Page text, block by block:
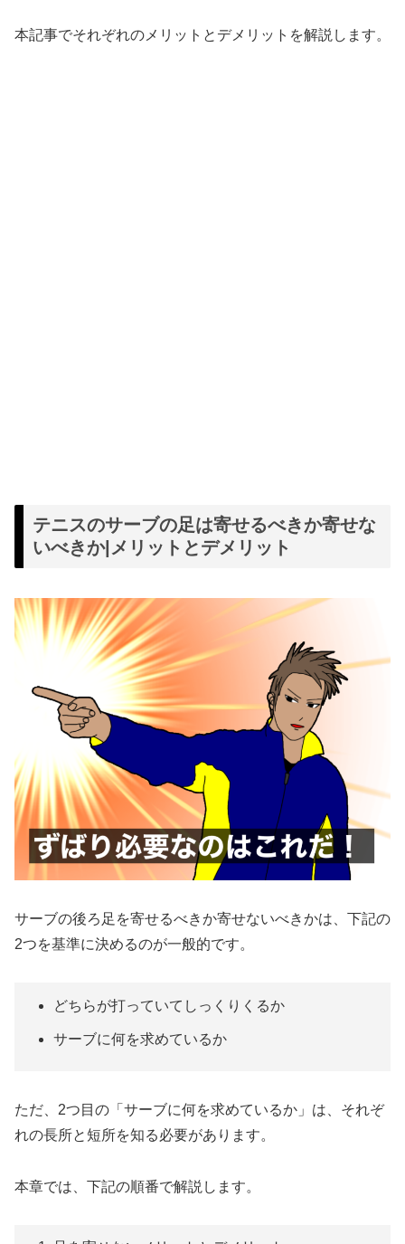
本記事でそれぞれのメリットとデメリットを解説します。
テニスのサーブの足は寄せるべきか寄せな
いべきか|メリットとデメリット
サーブの後ろ足を寄せるべきか寄せないべきかは、下記の
2つを基準に決めるのが一般的です。
どちらが打っていてしっくりくるか
サーブに何を求めているか
ただ、2つ目の「サーブに何を求めているか」は、それぞ
れの長所と短所を知る必要があります。
本章では、下記の順番で解説します。